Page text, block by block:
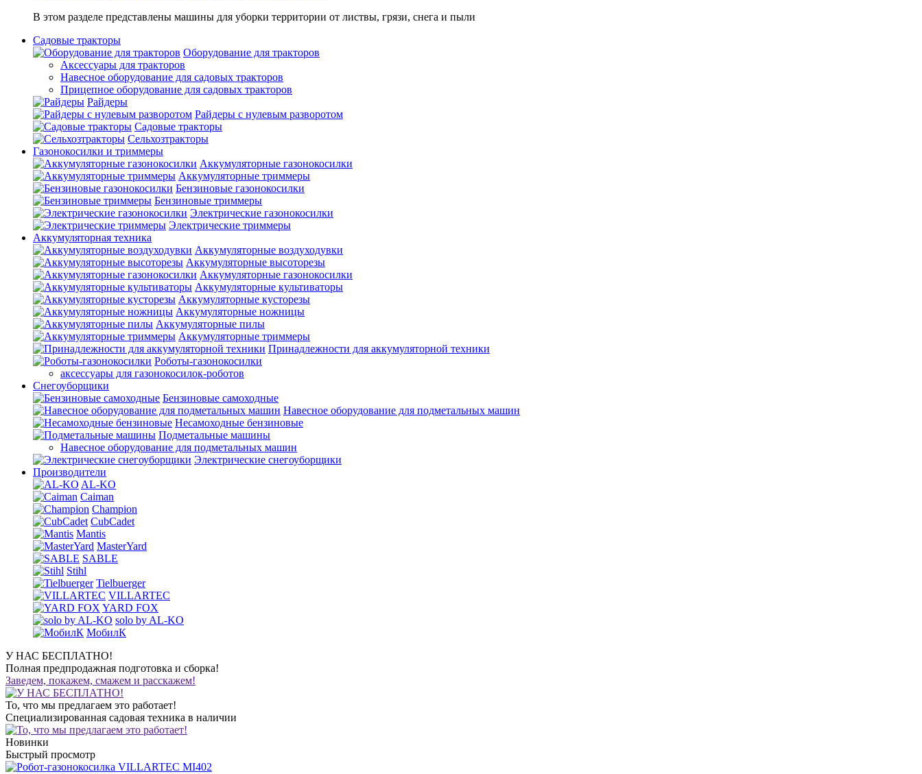
В этом разделе представлены машины для уборки территории от листвы, грязи, снега и пыли
Садовые тракторы
Оборудование для тракторов
Аксессуары для тракторов
Навесное оборудование для садовых тракторов
Прицепное оборудование для садовых тракторов
Райдеры
Райдеры с нулевым разворотом
Садовые тракторы
Сельхозтракторы
Газонокосилки и триммеры
Аккумуляторные газонокосилки
Аккумуляторные триммеры
Бензиновые газонокосилки
Бензиновые триммеры
Электрические газонокосилки
Электрические триммеры
Аккумуляторная техника
Аккумуляторные воздуходувки
Аккумуляторные высоторезы
Аккумуляторные газонокосилки
Аккумуляторные культиваторы
Аккумуляторные кусторезы
Аккумуляторные ножницы
Аккумуляторные пилы
Аккумуляторные триммеры
Принадлежности для аккумуляторной техники
Роботы-газонокосилки
аксессуары для газонокосилок-роботов
Снегоуборщики
Бензиновые самоходные
Навесное оборудование для подметальных машин
Несамоходные бензиновые
Подметальные машины
Навесное оборудование для подметальных машин
Электрические снегоуборщики
Производители
AL-KO
Caiman
Champion
CubCadet
Mantis
MasterYard
SABLE
Stihl
Tielbuerger
VILLARTEC
YARD FOX
solo by AL-KO
МобилК
У НАС БЕСПЛАТНО!
Полная предпродажная подготовка и сборка!
Заведем, покажем, смажем и расскажем!
То, что мы предлагаем это работает!
Специализированная садовая техника в наличии
Новинки
Быстрый просмотр